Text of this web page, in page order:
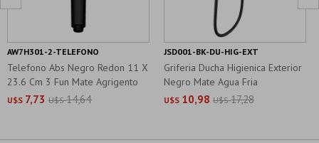
Telefono Abs Negro Redon 11 X
23.6 Cm 3 Fun Mate Agrigento
U$S 7,73 U$S 14,64
AW7H301-2-TELEFONO
Griferia Ducha Higienica Exterior
Negro Mate Agua Fria
U$S 10,98 U$S 17,28
JSD001-BK-DU-HIG-EXT